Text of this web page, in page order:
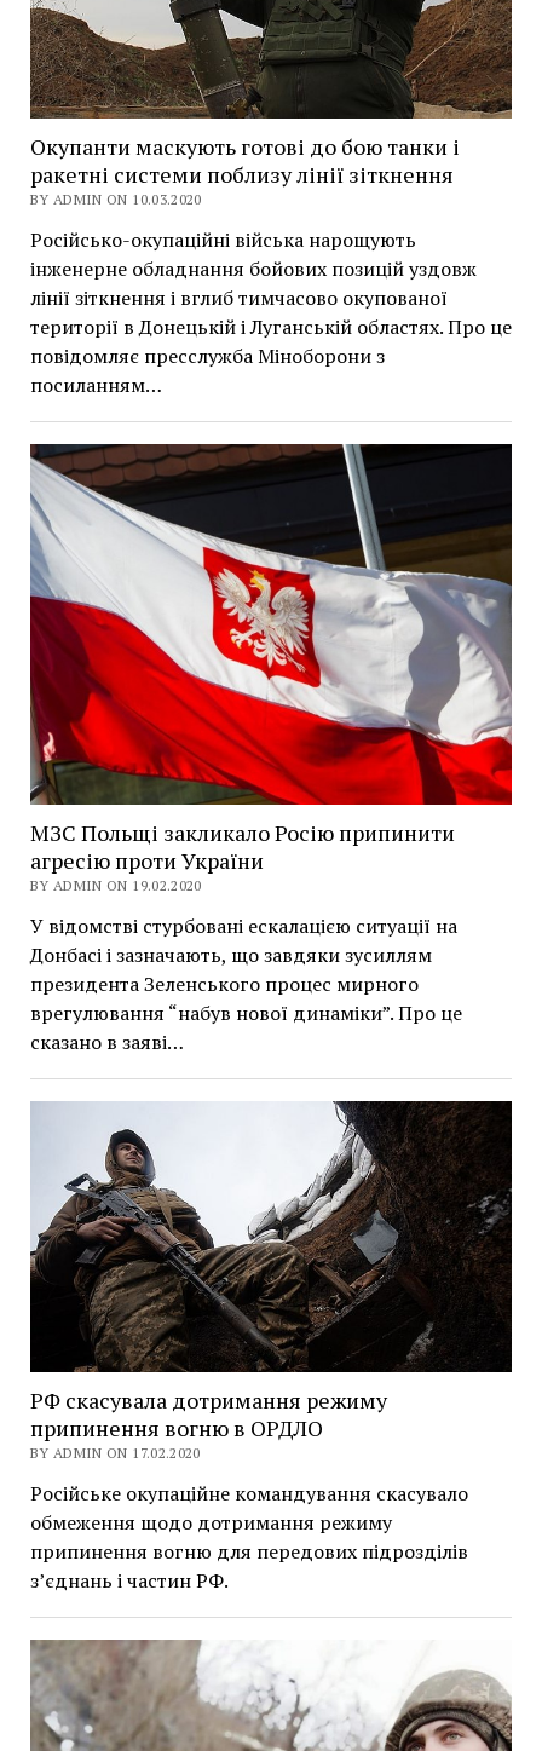
Окупанти маскують готові до бою танки і
ракетні системи поблизу лінії зіткнення
BY ADMIN ON 10.03.2020
Російсько-окупаційні війська нарощують
інженерне обладнання бойових позицій уздовж
лінії зіткнення і вглиб тимчасово окупованої
території в Донецькій і Луганській областях. Про це
повідомляє пресслужба Міноборони з
посиланням…
МЗС Польщі закликало Росію припинити
агресію проти України
BY ADMIN ON 19.02.2020
У відомстві стурбовані ескалацією ситуації на
Донбасі і зазначають, що завдяки зусиллям
президента Зеленського процес мирного
врегулювання “набув нової динаміки”. Про це
сказано в заяві…
РФ скасувала дотримання режиму
припинення вогню в ОРДЛО
BY ADMIN ON 17.02.2020
Російське окупаційне командування скасувало
обмеження щодо дотримання режиму
припинення вогню для передових підрозділів
з’єднань і частин РФ.